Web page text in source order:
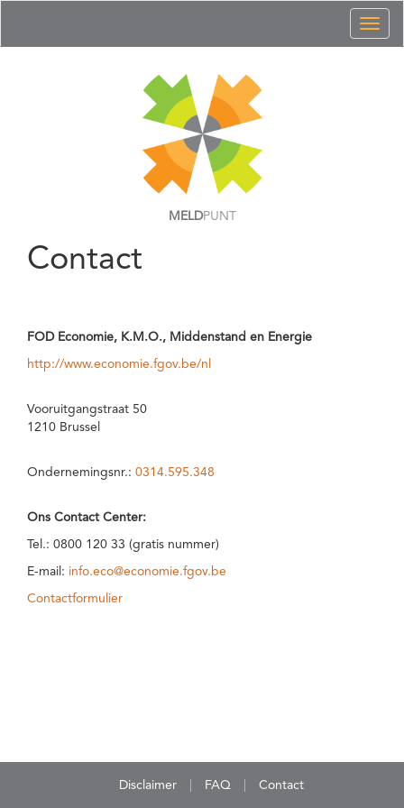
MELDPUNT
Contact
FOD Economie, K.M.O., Middenstand en Energie
http://www.economie.fgov.be/nl
Vooruitgangstraat 50
1210 Brussel
Ondernemingsnr.: 0314.595.348
Ons Contact Center:
Tel.: 0800 120 33 (gratis nummer)
E-mail: info.eco@economie.fgov.be
Contactformulier
Disclaimer FAQ Contact